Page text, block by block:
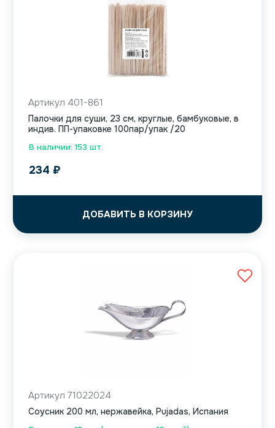
В наличии: 153 шт.
Артикул 401-861
Палочки для суши, 23 см, круглые, бамбуковые, в
индив. ПП-упаковке 100пар/упак /20
234 ₽
ДОБАВИТЬ В КОРЗИНУ
Артикул 71022024
Соусник 200 мл, нержавейка, Pujadas, Испания